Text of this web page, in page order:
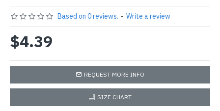
Based on 0 reviews. - Write a review
$4.39
REQUEST MORE INFO
SIZE CHART